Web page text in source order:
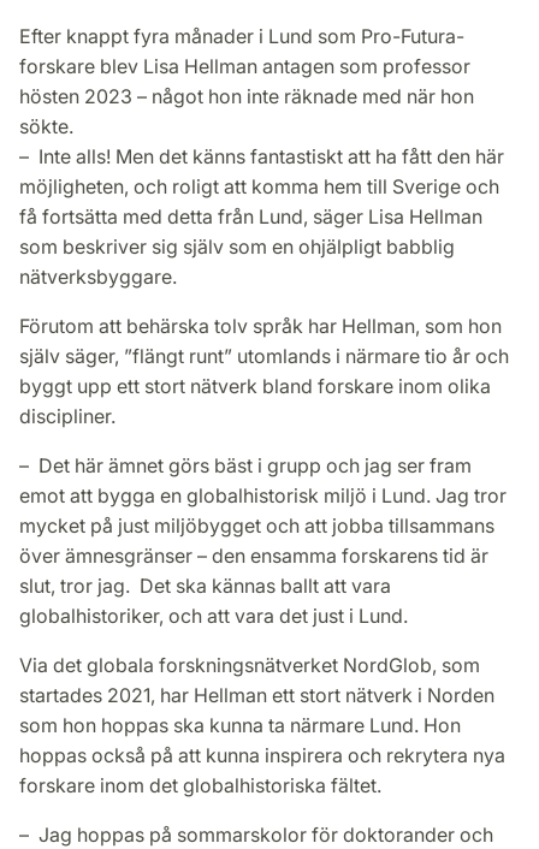
Efter knappt fyra månader i Lund som Pro-Futura-
forskare blev Lisa Hellman antagen som professor
hösten 2023 – något hon inte räknade med när hon
sökte.
– Inte alls! Men det känns fantastiskt att ha fått den här
möjligheten, och roligt att komma hem till Sverige och
få fortsätta med detta från Lund, säger Lisa Hellman
som beskriver sig själv som en ohjälpligt babblig
nätverksbyggare.
Förutom att behärska tolv språk har Hellman, som hon
själv säger, ”flängt runt” utomlands i närmare tio år och
byggt upp ett stort nätverk bland forskare inom olika
discipliner.
– Det här ämnet görs bäst i grupp och jag ser fram
emot att bygga en globalhistorisk miljö i Lund. Jag tror
mycket på just miljöbygget och att jobba tillsammans
över ämnesgränser – den ensamma forskarens tid är
slut, tror jag. Det ska kännas ballt att vara
globalhistoriker, och att vara det just i Lund.
Via det globala forskningsnätverket NordGlob, som
startades 2021, har Hellman ett stort nätverk i Norden
som hon hoppas ska kunna ta närmare Lund. Hon
hoppas också på att kunna inspirera och rekrytera nya
forskare inom det globalhistoriska fältet.
– Jag hoppas på sommarskolor för doktorander och